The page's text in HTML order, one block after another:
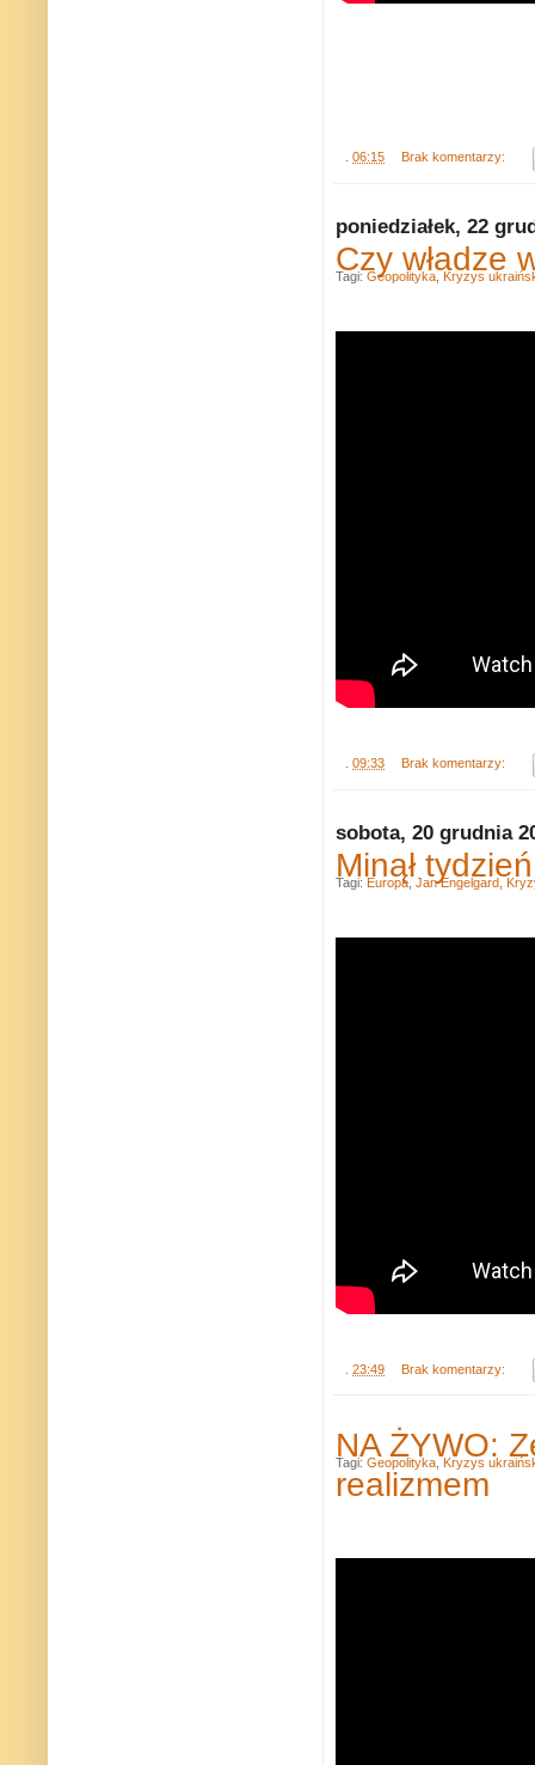
. 06:15 Brak komentarzy:
poniedziałek, 22
Czy władze
09:33 Brak komentarzy:
Tagi: Geopolityka Kryzys
sobota, 20 grudnia
Minął
23:49 Brak komentarzy:
Tagi: Europa Jan Engelgard
NA ŻYWO:
realizmem
Tagi: Geopolityka Kryzys